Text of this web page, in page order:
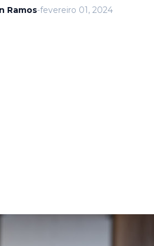
Ramos-fevereiro 01, 2024